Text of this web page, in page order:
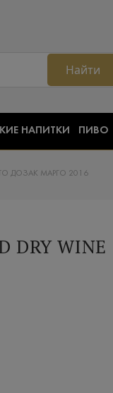
Найти
НАПИТКИ ПИВО
ДОЗАК МАРГО 2016
DRY WINE